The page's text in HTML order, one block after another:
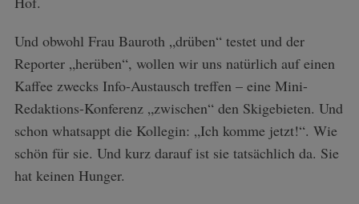
Und obwohl Frau Bauroth „drüben“ testet und der
Reporter „herüben“, wollen wir uns natürlich auf einen
Kaffee zwecks Info-Austausch treffen – eine Mini-
Redaktions-Konferenz „zwischen“ den Skigebieten. Und
schon whatsappt die Kollegin: „Ich komme jetzt!“. Wie
schön für sie. Und kurz darauf ist sie tatsächlich da. Sie
hat keinen Hunger.